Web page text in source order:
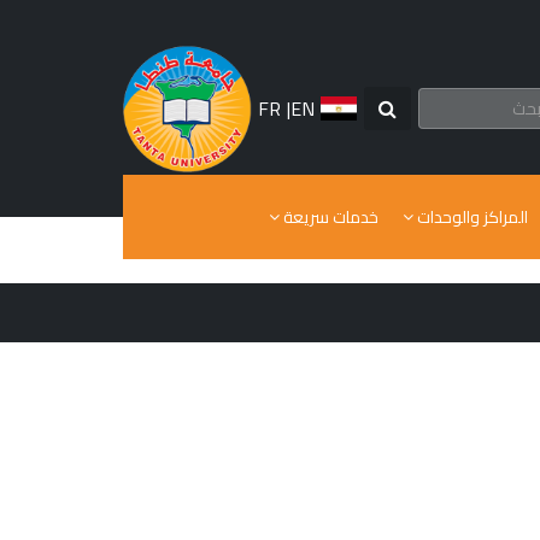
EN
|
FR
المراكز والوحدات خدمات سريعة